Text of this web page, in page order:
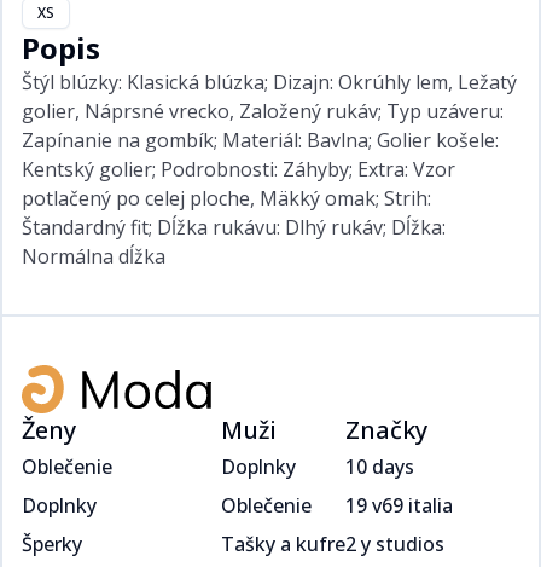
XS
Popis
Štýl blúzky: Klasická blúzka; Dizajn: Okrúhly lem, Ležatý
golier, Náprsné vrecko, Založený rukáv; Typ uzáveru:
Zapínanie na gombík; Materiál: Bavlna; Golier košele:
Kentský golier; Podrobnosti: Záhyby; Extra: Vzor
potlačený po celej ploche, Mäkký omak; Strih:
Štandardný fit; Dĺžka rukávu: Dlhý rukáv; Dĺžka:
Normálna dĺžka
Ženy
Oblečenie
Doplnky
Šperky
Muži
Doplnky
Oblečenie
Tašky a kufre
Značky
10 days
19 v69 italia
2 y studios